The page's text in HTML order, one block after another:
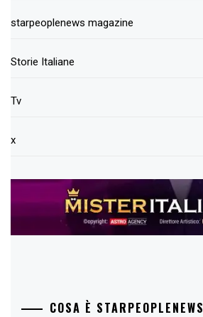
starpeoplenews magazine
Storie Italiane
Tv
x
COSA È STARPEOPLENEWS